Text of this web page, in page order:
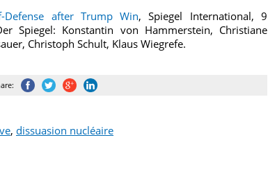
Defense after Trump Win, Spiegel International, 9
Spiegel: Konstantin von Hammerstein, Christiane
Christoph Schult, Klaus Wiegrefe.
, dissuasion nucléaire